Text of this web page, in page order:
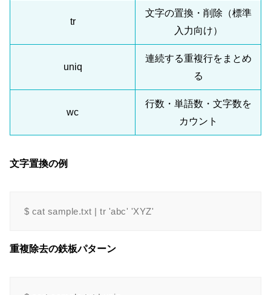
tr
文字の置換・削除（標準
入力向け）
uniq
連続する重複行をまとめ
る
wc
行数・単語数・文字数を
カウント
文字置換の例
重複除去の鉄板パターン